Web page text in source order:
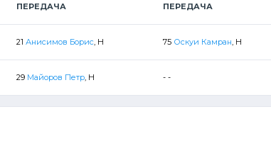
ПЕРЕДАЧА ПЕРЕДАЧА
21 Анисимов Борис, Н 75 Оскуи Камран, Н
29 Майоров Петр, Н - -